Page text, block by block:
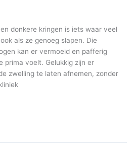
donkere kringen is iets waar veel
als ze genoeg slapen. Die
kan er vermoeid en pafferig
prima voelt. Gelukkig zijn er
zwelling te laten afnemen, zonder